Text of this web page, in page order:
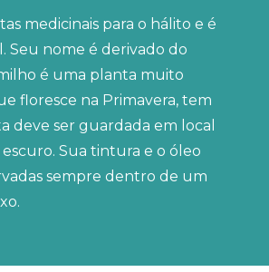
medicinais para o hálito e é
Seu nome é derivado do
é uma planta muito
floresce na Primavera, tem
deve ser guardada em local
Sua tintura e o óleo
sempre dentro de um